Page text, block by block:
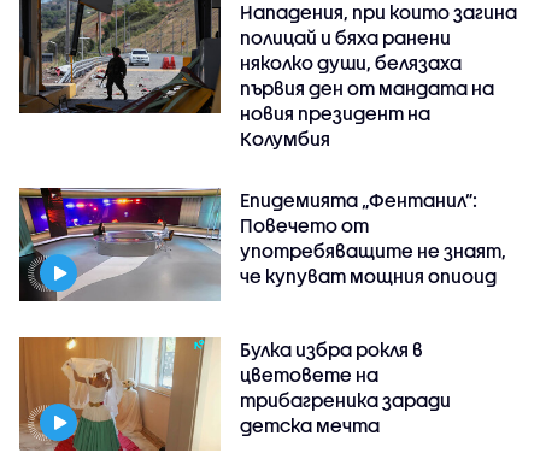
Нападения, при които загина
полицай и бяха ранени
няколко души, белязаха
първия ден от мандата на
новия президент на
Колумбия
Епидемията „Фентанил”:
Повечето от
употребяващите не знаят,
че купуват мощния опиоид
Булка избра рокля в
цветовете на
трибагреника заради
детска мечта